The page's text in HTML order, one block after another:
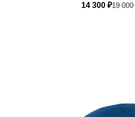
14 300 ₽19 000